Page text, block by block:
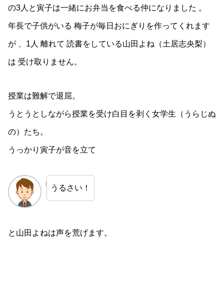
の3人と寅子は一緒にお弁当を食べる仲になりました 。
年長で子供がいる 梅子が毎日おにぎりを作ってくれます
が 、1人 離れて 読書をしている山田よね（土居志央梨）
は 受け取りません。
授業は難解で退屈。
うとうとしながら授業を受け白目を剥く女学生（うらじぬ
の）たち。
うっかり寅子が音を立て
うるさい！
と山田よねは声を荒げます。